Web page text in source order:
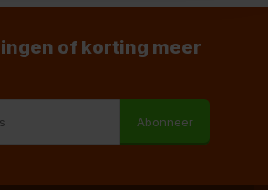
of korting meer
Abonneer